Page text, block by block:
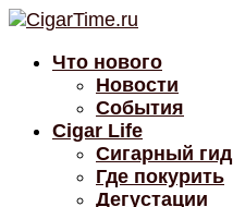
Что нового
Новости
События
Cigar Life
Сигарный гид
Где покурить
Дегустации